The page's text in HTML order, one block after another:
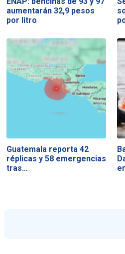
aumentarán 32,9 pesos
por litro
Guatemala reporta 42
réplicas y 58 emergencias
tras…